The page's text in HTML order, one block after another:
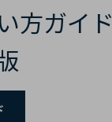
方ガイド